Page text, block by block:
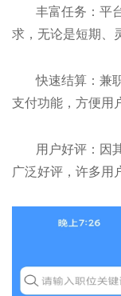
丰富任务：平
求，无论是短期、
快速结算：兼
支付功能，方便用
用户好评：因
广泛好评，许多用